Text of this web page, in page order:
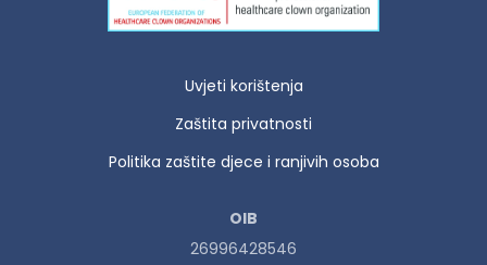
Uvjeti korištenja
Zaštita privatnosti
Politika zaštite djece i ranjivih osoba
OIB
26996428546